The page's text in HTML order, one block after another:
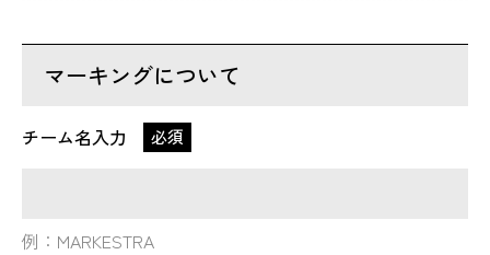
マーキングについて
チーム名入力 必須
例：MARKESTRA